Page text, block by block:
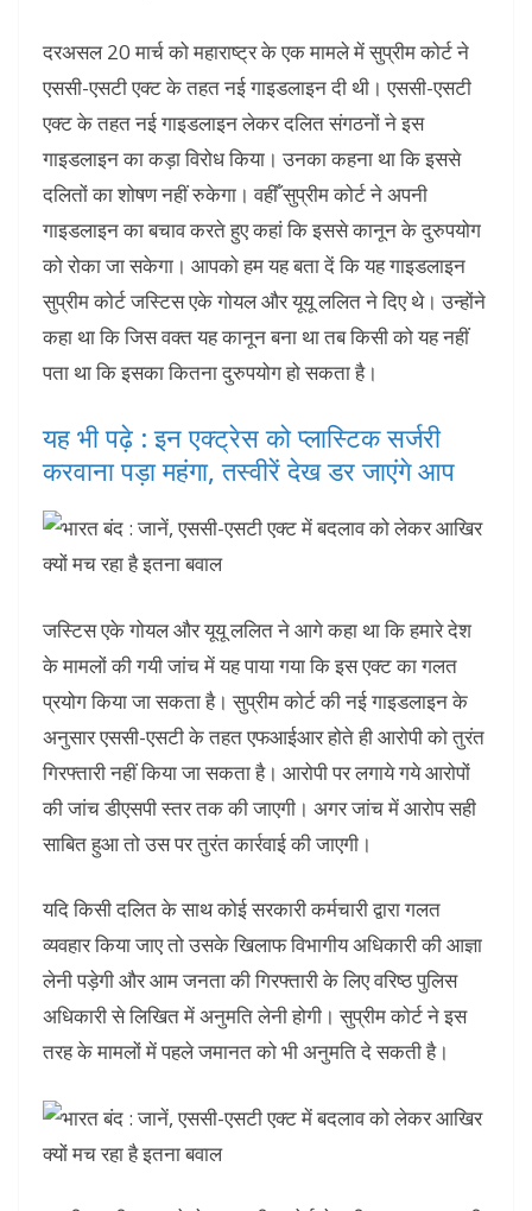
दरअसल 20 मार्च को महाराष्ट्र के एक मामले में सुप्रीम कोर्ट ने
एससी-एसटी एक्ट के तहत नई गाइडलाइन दी थी। एससी-एसटी
एक्ट के तहत नई गाइडलाइन लेकर दलित संगठनों ने इस
गाइडलाइन का कड़ा विरोध किया। उनका कहना था कि इससे
दलितों का शोषण नहीं रुकेगा। वहीँ सुप्रीम कोर्ट ने अपनी
गाइडलाइन का बचाव करते हुए कहां कि इससे कानून के दुरुपयोग
को रोका जा सकेगा। आपको हम यह बता दें कि यह गाइडलाइन
सुप्रीम कोर्ट जस्टिस एके गोयल और यूयू ललित ने दिए थे। उन्होंने
कहा था कि जिस वक्त यह कानून बना था तब किसी को यह नहीं
पता था कि इसका कितना दुरुपयोग हो सकता है।
यह भी पढ़े : इन एक्ट्रेस को प्लास्टिक सर्जरी
करवाना पड़ा महंगा, तस्वीरें देख डर जाएंगे आप
जस्टिस एके गोयल और यूयू ललित ने आगे कहा था कि हमारे देश
के मामलों की गयी जांच में यह पाया गया कि इस एक्ट का गलत
प्रयोग किया जा सकता है। सुप्रीम कोर्ट की नई गाइडलाइन के
अनुसार एससी-एसटी के तहत एफआईआर होते ही आरोपी को तुरंत
गिरफ्तारी नहीं किया जा सकता है। आरोपी पर लगाये गये आरोपों
की जांच डीएसपी स्तर तक की जाएगी। अगर जांच में आरोप सही
साबित हुआ तो उस पर तुरंत कार्रवाई की जाएगी।
यदि किसी दलित के साथ कोई सरकारी कर्मचारी द्वारा गलत
व्यवहार किया जाए तो उसके खिलाफ विभागीय अधिकारी की आज्ञा
लेनी पड़ेगी और आम जनता की गिरफ्तारी के लिए वरिष्ठ पुलिस
अधिकारी से लिखित में अनुमति लेनी होगी। सुप्रीम कोर्ट ने इस
तरह के मामलों में पहले जमानत को भी अनुमति दे सकती है।